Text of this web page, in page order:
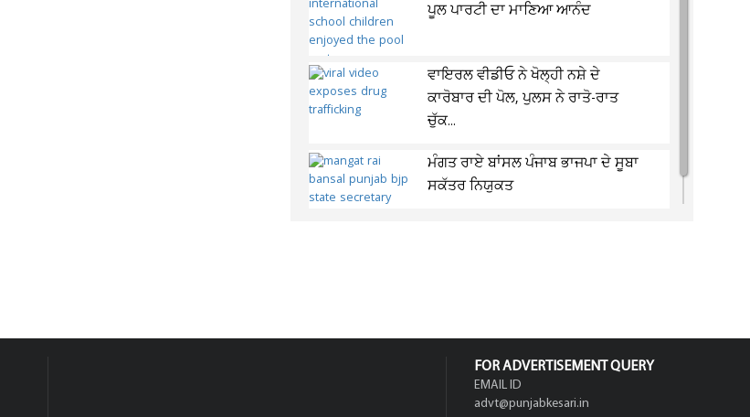
ਪੂਲ ਪਾਰਟੀ ਦਾ ਮਾਣਿਆ ਆਨੰਦ
ਵਾਇਰਲ ਵੀਡੀਓ ਨੇ ਖੋਲ੍ਹੀ ਨਸ਼ੇ ਦੇ
ਕਾਰੋਬਾਰ ਦੀ ਪੋਲ, ਪੁਲਸ ਨੇ ਰਾਤੋ-ਰਾਤ
ਚੁੱਕ...
ਮੰਗਤ ਰਾਏ ਬਾਂਸਲ ਪੰਜਾਬ ਭਾਜਪਾ ਦੇ ਸੂਬਾ
ਸਕੱਤਰ ਨਿਯੁਕਤ
FOR ADVERTISEMENT QUERY
EMAIL ID
advt@punjabkesari.in